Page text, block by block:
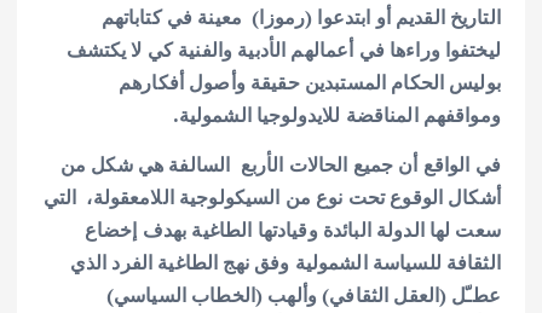
التاريخ القديم أو ابتدعوا (رموزا) معينة في كتاباتهم
ليختفوا وراءها في أعمالهم الأدبية والفنية كي لا يكتشف
بوليس الحكام المستبدين حقيقة وأصول أفكارهم
ومواقفهم المناقضة للايدولوجيا الشمولية.
في الواقع أن جميع الحالات الأربع السالفة هي شكل من
أشكال الوقوع تحت نوع من السيكولوجية اللامعقولة، التي
سعت لها الدولة البائدة وقيادتها الطاغية بهدف إخضاع
الثقافة للسياسة الشمولية وفق نهج الطاغية الفرد الذي
عطـّل (العقل الثقافي) وألهب (الخطاب السياسي)